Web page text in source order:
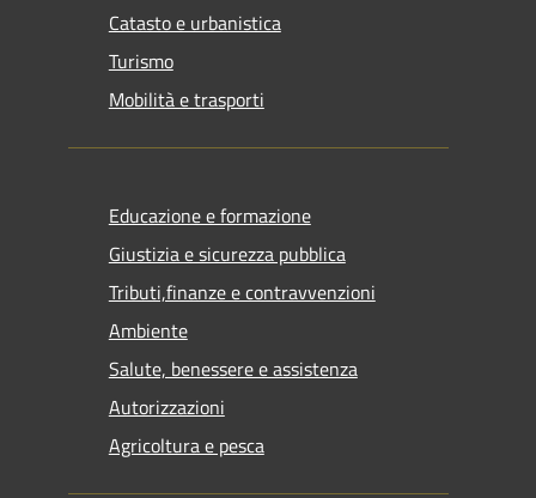
Catasto e urbanistica
Turismo
Mobilità e trasporti
Educazione e formazione
Giustizia e sicurezza pubblica
Tributi,finanze e contravvenzioni
Ambiente
Salute, benessere e assistenza
Autorizzazioni
Agricoltura e pesca